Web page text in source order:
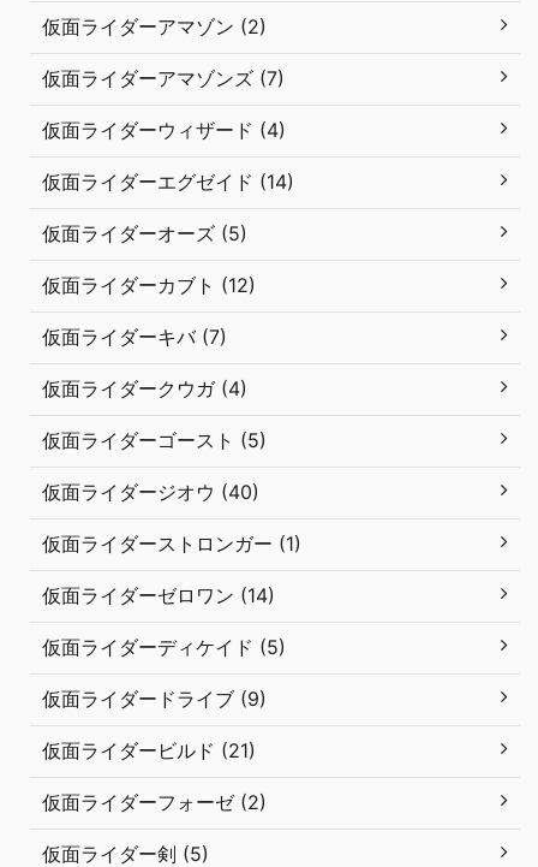
仮面ライダーアマゾン (2)
仮面ライダーアマゾンズ (7)
仮面ライダーウィザード (4)
仮面ライダーエグゼイド (14)
仮面ライダーオーズ (5)
仮面ライダーカブト (12)
仮面ライダーキバ (7)
仮面ライダークウガ (4)
仮面ライダーゴースト (5)
仮面ライダージオウ (40)
仮面ライダーストロンガー (1)
仮面ライダーゼロワン (14)
仮面ライダーディケイド (5)
仮面ライダードライブ (9)
仮面ライダービルド (21)
仮面ライダーフォーゼ (2)
仮面ライダー剣 (5)